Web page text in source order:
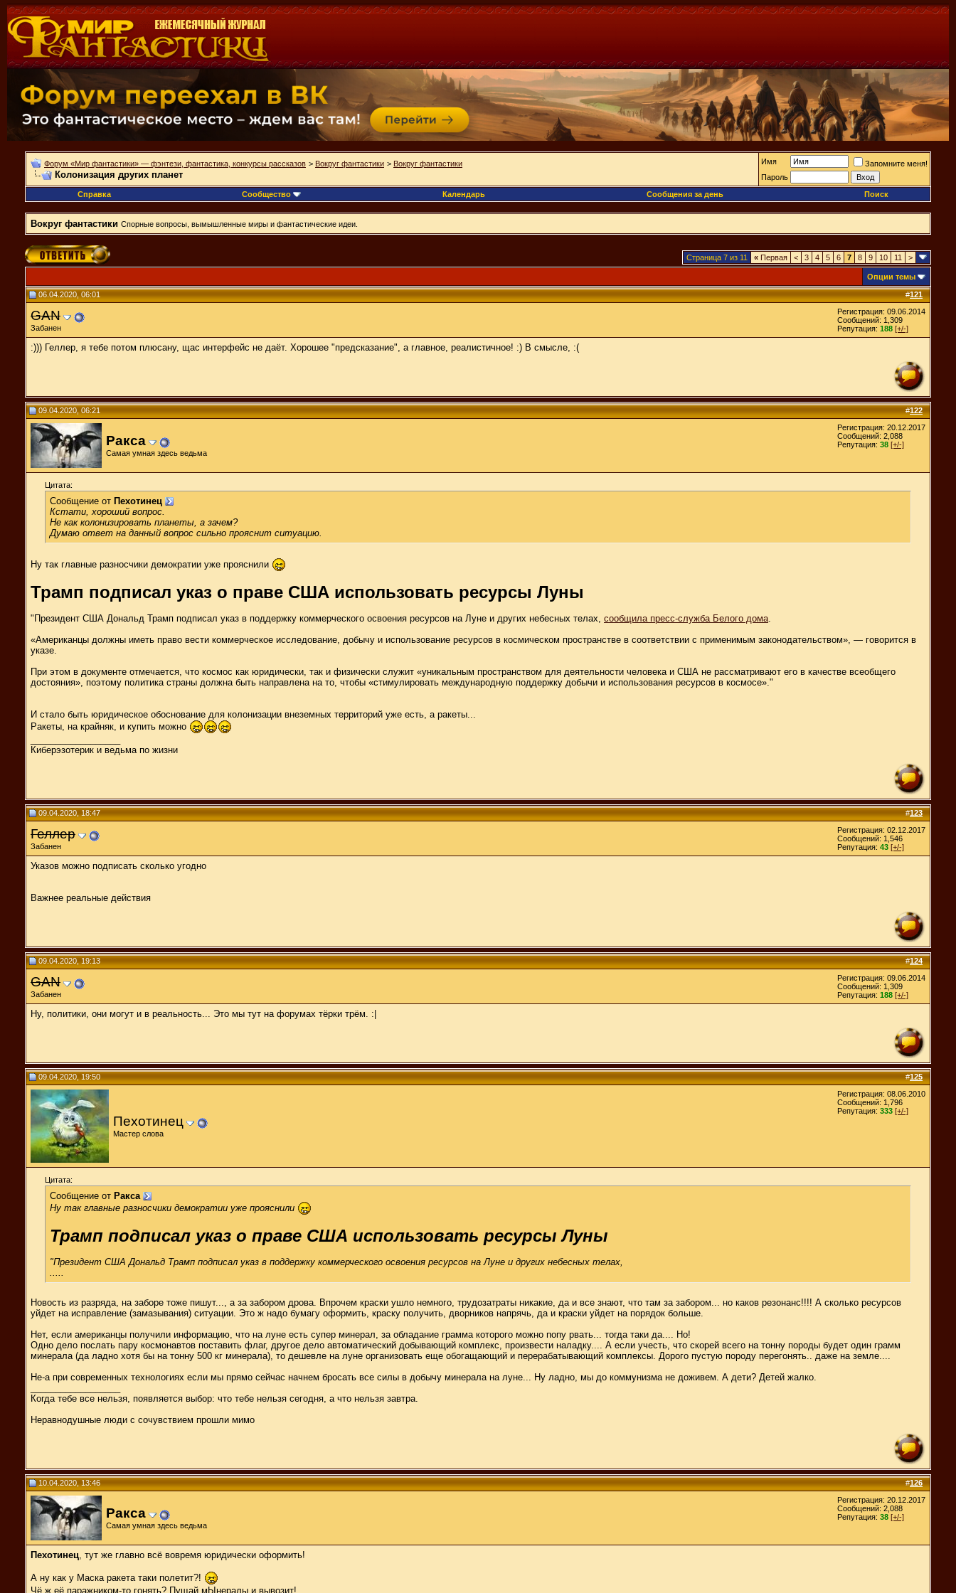
Форум «Мир фантастики» — фэнтези, фантастика, конкурсы рассказов > Вокруг фантастики > Вокруг фантастики
Колонизация других планет
Имя
Запомните меня!
Пароль
Справка
Сообщество Календарь Сообщения за день Поиск
Вокруг фантастики Спорные вопросы, вымышленные миры и фантастические идеи.
Страница 7 из 11 « Первая < 3 4 5 6 7 8 9 10 11 >
Опции темы
#121
06.04.2020, 06:01
GAN
Забанен
Регистрация: 09.06.2014
Сообщений: 1,309
Репутация: 188 [+/-]
:))) Геллер, я тебе потом плюсану, щас интерфейс не даёт. Хорошее "предсказание", а главное, реалистичное! :) В смысле, :(
#122
09.04.2020, 06:21
Ракса
Самая умная здесь ведьма
Регистрация: 20.12.2017
Сообщений: 2,088
Репутация: 38 [+/-]
Цитата:
Сообщение от Пехотинец
Кстати, хороший вопрос.
Не как колонизировать планеты, а зачем?
Думаю ответ на данный вопрос сильно прояснит ситуацию.
Ну так главные разносчики демократии уже прояснили
Трамп подписал указ о праве США использовать ресурсы Луны
"Президент США Дональд Трамп подписал указ в поддержку коммерческого освоения ресурсов на Луне и других небесных телах, сообщила пресс-служба Белого дома
«Американцы должны иметь право вести коммерческое исследование, добычу и использование ресурсов в космическом пространстве в соответствии с применимым законодательством», — говорится в
указе.
При этом в документе отмечается, что космос как юридически, так и физически служит «уникальным пространством для деятельности человека и США не рассматривают его в качестве всеобщего
достояния», поэтому политика страны должна быть направлена на то, чтобы «стимулировать международную поддержку добычи и использования ресурсов в космосе»."
И стало быть юридическое обоснование для колонизации внеземных территорий уже есть, а ракеты...
Ракеты, на крайняк, и купить можно
Киберэзотерик и ведьма по жизни
#123
09.04.2020, 18:47
Геллер
Забанен
Регистрация: 02.12.2017
Сообщений: 1,546
Репутация: 43 [+/-]
Указов можно подписать сколько угодно
Важнее реальные действия
#124
09.04.2020, 19:13
GAN
Забанен
Регистрация: 09.06.2014
Сообщений: 1,309
Репутация: 188 [+/-]
Ну, политики, они могут и в реальность... Это мы тут на форумах тёрки трём. :|
#125
09.04.2020, 19:50
Пехотинец
Мастер слова
Регистрация: 08.06.2010
Сообщений: 1,796
Репутация: 333 [+/-]
Цитата:
Сообщение от Ракса
Ну так главные разносчики демократии уже прояснили
Трамп подписал указ о праве США использовать ресурсы Луны
"Президент США Дональд Трамп подписал указ в поддержку коммерческого освоения ресурсов на Луне и других небесных телах,
Новость из разряда, на заборе тоже пишут..., а за забором дрова. Впрочем краски ушло немного, трудозатраты никакие, да и все знают, что там за забором... но каков резонанс!!!! А сколько ресурсов
уйдет на исправление (замазывания) ситуации. Это ж надо бумагу оформить, краску получить, дворников напрячь, да и краски уйдет на порядок больше.
Нет, если американцы получили информацию, что на луне есть супер минерал, за обладание грамма которого можно попу рвать... тогда таки да.... Но!
Одно дело послать пару космонавтов поставить флаг, другое дело автоматический добывающий комплекс, произвести наладку.... А если учесть, что скорей всего на тонну породы будет один грамм
минерала (да ладно хотя бы на тонну 500 кг минерала), то дешевле на луне организовать еще обогащающий и перерабатывающий комплексы. Дорого пустую породу перегонять.. даже на земле....
Не-а при современных технологиях если мы прямо сейчас начнем бросать все силы в добычу минерала на луне... Ну ладно, мы до коммунизма не доживем. А дети? Детей жалко.
Когда тебе все нельзя, появляется выбор: что тебе нельзя сегодня, а что нельзя завтра.
Неравнодушные люди с сочувствием прошли мимо
#126
10.04.2020, 13:46
Ракса
Самая умная здесь ведьма
Регистрация: 20.12.2017
Сообщений: 2,088
Репутация: 38 [+/-]
Пехотинец , тут же главно всё вовремя юридически оформить!
А ну как у Маска ракета таки полетит?!
Чё ж её паражником-то гонять? Пущай мЫнералы и вывозит!